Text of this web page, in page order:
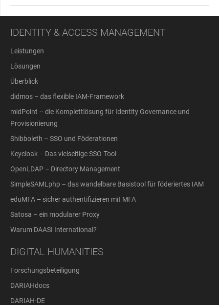
IDENTITY & ACCESS MANAGEMENT
Leistungen
Lösungen
Überblick
didmos – das flexible IAM-Framework
midPoint – die Komplettlösung für Identity Governance und
Provisionierung
Shibboleth – SSO und Föderationen
Keycloak – Das vielseitige SSO-Tool
OpenLDAP – Directory Management
SimpleSAMLphp – das wandelbare Basistool für föderiertes IAM
eduMFA – sicher authentifizieren mit MFA
Satosa – ein modularer Proxy
Warum DAASI International?
DIGITAL HUMANITIES
Forschungsbeteiligung
DARIAHdocs
DARIAH-DE